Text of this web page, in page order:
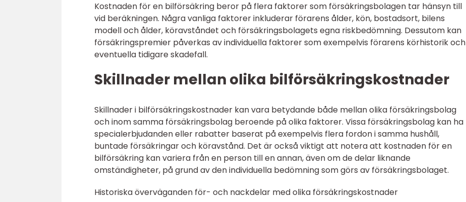
Kostnaden för en bilförsäkring beror på flera faktorer som försäkringsbolagen tar hänsyn till
vid beräkningen. Några vanliga faktorer inkluderar förarens ålder, kön, bostadsort, bilens
modell och ålder, köravståndet och försäkringsbolagets egna riskbedömning. Dessutom kan
försäkringspremier påverkas av individuella faktorer som exempelvis förarens körhistorik och
eventuella tidigare skadefall.
Skillnader mellan olika bilförsäkringskostnader
Skillnader i bilförsäkringskostnader kan vara betydande både mellan olika försäkringsbolag
och inom samma försäkringsbolag beroende på olika faktorer. Vissa försäkringsbolag kan ha
specialerbjudanden eller rabatter baserat på exempelvis flera fordon i samma hushåll,
buntade försäkringar och köravstånd. Det är också viktigt att notera att kostnaden för en
bilförsäkring kan variera från en person till en annan, även om de delar liknande
omständigheter, på grund av den individuella bedömning som görs av försäkringsbolaget.
Historiska överväganden för- och nackdelar med olika försäkringskostnader